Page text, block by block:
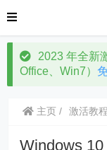
2023 年全新
Office、Win7）
主页 激活教程
Windows